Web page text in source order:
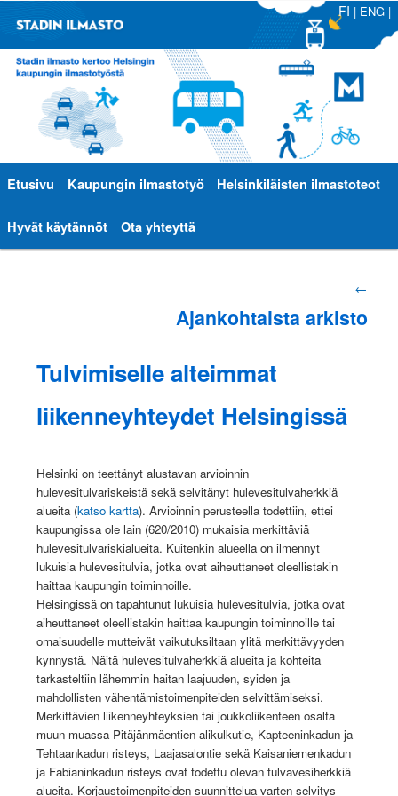
FI | ENG|
Päävalikko
Siirry
sisältöön
Siirry
toissijaiseen
Etusivu Kaupungin ilmastotyö Helsinkiläisten ilmastoteot
Hyvät käytännöt Ota yhteyttä
selaus
←
Ajankohtaista arkisto
Tulvimiselle alteimmat
liikenneyhteydet Helsingissä
Helsinki on teettänyt alustavan arvioinnin
hulevesitulvariskeistä sekä selvitänyt hulevesitulvaherkkiä
alueita (katso kartta). Arvioinnin perusteella todettiin, ettei
kaupungissa ole lain (620/2010) mukaisia merkittäviä
hulevesitulvariskialueita. Kuitenkin alueella on ilmennyt
lukuisia hulevesitulvia, jotka ovat aiheuttaneet oleellistakin
haittaa kaupungin toiminnoille.
Helsingissä on tapahtunut lukuisia hulevesitulvia, jotka ovat
aiheuttaneet oleellistakin haittaa kaupungin toiminnoille tai
omaisuudelle mutteivät vaikutuksiltaan ylitä merkittävyyden
kynnystä. Näitä hulevesitulvaherkkiä alueita ja kohteita
tarkasteltiin lähemmin haitan laajuuden, syiden ja
mahdollisten vähentämistoimenpiteiden selvittämiseksi.
Merkittävien liikenneyhteyksien tai joukkoliikenteen osalta
muun muassa Pitäjänmäentien alikulkutie, Kapteeninkadun ja
Tehtaankadun risteys, Laajasalontie sekä Kaisaniemenkadun
ja Fabianinkadun risteys ovat todettu olevan tulvavesiherkkiä
alueita. Korjaustoimenpiteiden suunnittelua varten selvitys